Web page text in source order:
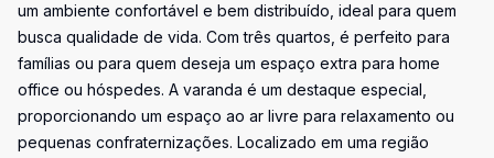
um ambiente confortável e bem distribuído, ideal para quem
busca qualidade de vida. Com três quartos, é perfeito para
famílias ou para quem deseja um espaço extra para home
office ou hóspedes. A varanda é um destaque especial,
proporcionando um espaço ao ar livre para relaxamento ou
pequenas confraternizações. Localizado em uma região